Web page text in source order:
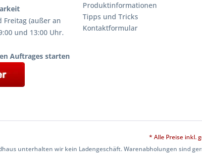
(außer an
und 13:00 Uhr.
Auftrages starten
Produktinformationen
Tipps und Tricks
Kontaktformular
* Alle Preise inkl.
unterhalten wir kein Ladengeschäft. Warenabholungen sind